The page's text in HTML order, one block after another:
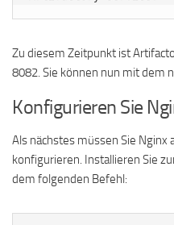
Zu diesem Zeitpunkt ist
8082. Sie können nun mit dem
Konfigurieren Sie
Als nächstes müssen Sie Nginx
konfigurieren. Installieren Sie
dem folgenden Befehl: